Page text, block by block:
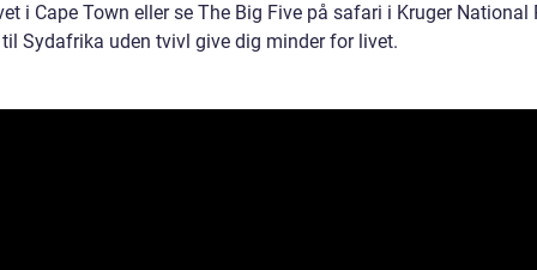
i Cape Town eller se The Big Five på safari i Kruger National
til Sydafrika uden tvivl give dig minder for livet.